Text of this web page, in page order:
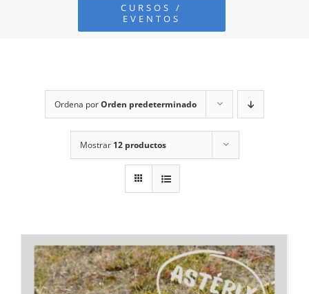
CONTACTO
CURSOS /
EVENTOS
Ordena porOrden predeterminado
Mostrar 12 productos